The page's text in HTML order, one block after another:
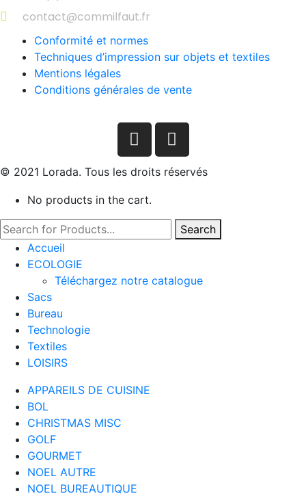
contact@commilfaut.fr
Conformité et normes
Techniques d’impression sur objets et textiles
Mentions légales
Conditions générales de vente
© 2021 Lorada. Tous les droits réservés
No products in the cart.
Search
Accueil
ECOLOGIE
Téléchargez notre catalogue
Sacs
Bureau
Technologie
Textiles
LOISIRS
APPAREILS DE CUISINE
BOL
CHRISTMAS MISC
GOLF
GOURMET
NOEL AUTRE
NOEL BUREAUTIQUE